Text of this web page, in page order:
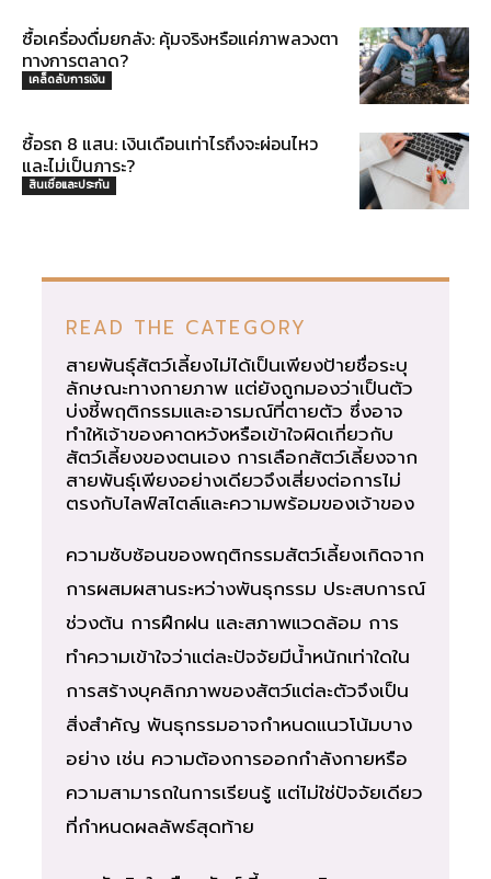
ซื้อเครื่องดื่มยกลัง: คุ้มจริงหรือแค่ภาพลวงตา
ทางการตลาด?
เคล็ดลับการเงิน
ซื้อรถ 8 แสน: เงินเดือนเท่าไรถึงจะผ่อนไหว
และไม่เป็นภาระ?
สินเชื่อและประกัน
READ THE CATEGORY
สายพันธุ์สัตว์เลี้ยงไม่ได้เป็นเพียงป้ายชื่อระบุ
ลักษณะทางกายภาพ แต่ยังถูกมองว่าเป็นตัว
บ่งชี้พฤติกรรมและอารมณ์ที่ตายตัว ซึ่งอาจ
ทำให้เจ้าของคาดหวังหรือเข้าใจผิดเกี่ยวกับ
สัตว์เลี้ยงของตนเอง การเลือกสัตว์เลี้ยงจาก
สายพันธุ์เพียงอย่างเดียวจึงเสี่ยงต่อการไม่
ตรงกับไลฟ์สไตล์และความพร้อมของเจ้าของ
ความซับซ้อนของพฤติกรรมสัตว์เลี้ยงเกิดจาก
การผสมผสานระหว่างพันธุกรรม ประสบการณ์
ช่วงต้น การฝึกฝน และสภาพแวดล้อม การ
ทำความเข้าใจว่าแต่ละปัจจัยมีน้ำหนักเท่าใดใน
การสร้างบุคลิกภาพของสัตว์แต่ละตัวจึงเป็น
สิ่งสำคัญ พันธุกรรมอาจกำหนดแนวโน้มบาง
อย่าง เช่น ความต้องการออกกำลังกายหรือ
ความสามารถในการเรียนรู้ แต่ไม่ใช่ปัจจัยเดียว
ที่กำหนดผลลัพธ์สุดท้าย